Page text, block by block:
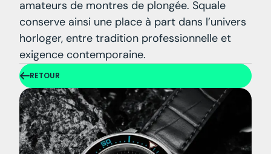
amateurs de montres de plongée. Squale
conserve ainsi une place à part dans l’univers
horloger, entre tradition professionnelle et
exigence contemporaine.
RETOUR